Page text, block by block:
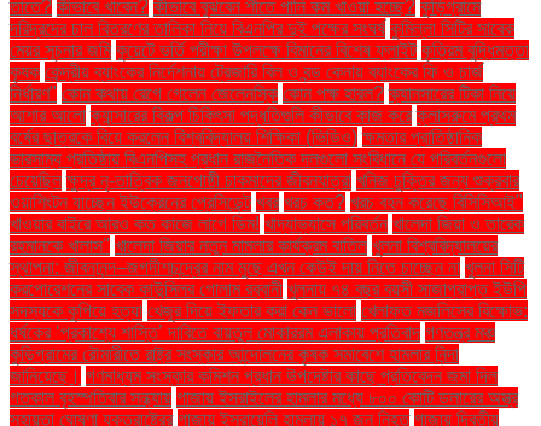
তাতে? কীভাবে খাবেন? কীভাবে বুঝবেন শীতে পানি কম খাওয়া হচ্ছে? কুড়িগ্রামে
দরিদ্রদের চাল বিতরণের তালিকা নিয়ে বিএনপির দুই পক্ষের সংঘর্ষ কুমিল্লা সিটির সাবেক
মেয়র সূচনার জমি কুয়েটে ভর্তি পরীক্ষা উপলক্ষে বিমানের বিশেষ ফ্লাইট কৃত্রিম বুদ্ধিমত্তা
কৃষক কেন্দ্রীয় ব্যাংকের নির্দেশনায় ট্রেজারি বিল ও বন্ড কেনায় ব্যাংকের ফি ও চার্জ
নির্ধারণ" কোন কথায় রেগে গেলেন জেলেনস্কি কোন পক্ষ হারল? ক্যানসারের টিকা নিয়ে
আশার আলো ক্যান্সারের বিকল্প চিকিৎসা পদ্ধতিগুলি কীভাবে কাজ করে ক্লাসরুমে প্রথম
বর্ষের ছাত্রকে বিয়ে করলেন বিশ্ববিদ্যালয় শিক্ষিকা (ভিডিও) ক্ষমতার প্রাতিষ্ঠানিক
ভারসাম্য প্রতিষ্ঠায় বিএনপিসহ প্রধান রাজনৈতিক দলগুলো সংবিধানে যে পরিবর্তনগুলো
চেয়েছিল ক্ষুদ্র নৃ-তাত্বিক জনগোষ্ঠী চাকমাদের জীবনযাত্রা খনিজ চুক্তির জন্য শুক্রবার
ওয়াশিংটন যাচ্ছেন ইউক্রেনের প্রেসিডেন্ট খবর খরচ কত? খরচ বহন করেছে বিসিসিআই"
খাওয়ার বাইরে আরও কত কাজে লাগে ডিম! খাদ্যাভ্যাসে পরিবর্তন খালেদা জিয়া ও তারেক
রহমানকে খালাস'' খালেদা জিয়ার নতুন মামলার কার্যক্রম বাতিল খুলনা বিশ্ববিদ্যালয়ের
স্থাপনা: জীবনানন্দ–জগদীশচন্দ্রের নাম মুছে এখন কেউই দায় নিতে চাচ্ছেন না খুলনা সিটি
করপোরেশনের সাবেক কাউন্সিলর গোলাম রব্বানী খুলনায় ৭৪ বছর বয়সী সাজাপ্রাপ্ত ইউপি
সদস্যকে কুপিয়ে হত্যা খেজুর দিয়ে ইফতার করা কেন ভালো খেলাফত মজলিসের বিক্ষোভ:
ধর্ষকের ‘প্রকাশ্যে শাস্তি’ দাবিতে বায়তুল মোকাররম এলাকায় প্রতিবাদ গণতন্ত্র মঞ্চ
কুড়িগ্রামের রৌমারীতে রাষ্ট্র সংস্কার আন্দোলনের কৃষক সমাবেশে হামলার নিন্দা
জানিয়েছে। গণমাধ্যম সংস্কার কমিশন প্রধান উপদেষ্টার কাছে প্রতিবেদন জমা দিল
গতকাল বৃহস্পতিবার সন্ধ্যায় গাজায় ইসরাইলের হামলার মধ্যে ৮০০ কোটি ডলারের অস্ত্র
সহায়তা ঘোষণা যুক্তরাষ্ট্রের গাজায় ইসরায়েলি হামলায় ১৭ জন নিহত গাজায় দ্বিতীয়